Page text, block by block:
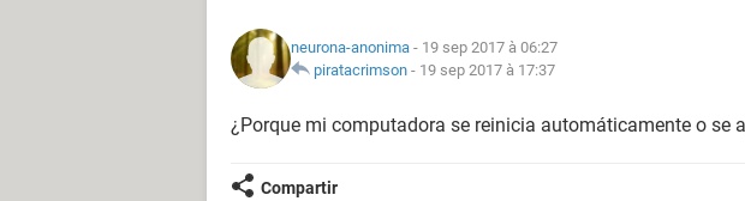
neurona-anonima - 19 sep 2017 à 06:27
piratacrimson - 19 sep 2017 à 17:37
¿Porque mi computadora se reinicia automáticamente o se
Compartir